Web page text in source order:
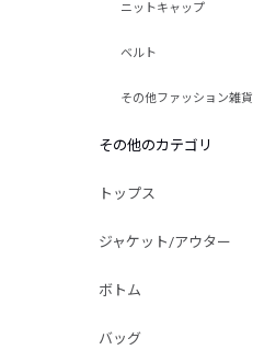
ニットキャップ
ベルト
その他ファッション雑貨
その他のカテゴリ
トップス
ジャケット/アウター
ボトム
バッグ